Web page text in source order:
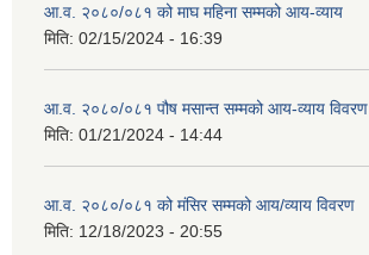
आ.व. २०८०/०८१ को माघ महिना सम्मको आय-व्याय
मिति: 02/15/2024 - 16:39
आ.व. २०८०/०८१ पौष मसान्त सम्मको आय-व्याय विवरण
मिति: 01/21/2024 - 14:44
आ.व. २०८०/०८१ को मंसिर सम्मको आय/व्याय विवरण
मिति: 12/18/2023 - 20:55